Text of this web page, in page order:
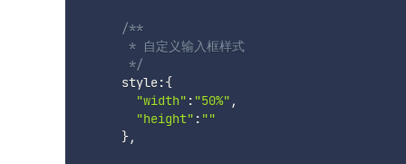
/**
       * 自定义输入框样式
       */
      style
:{
"width" : "50%" ,
"height" : ""
},